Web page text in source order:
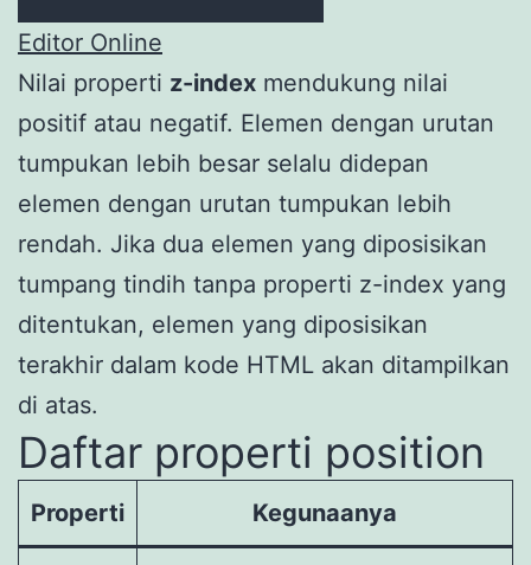
Editor Online
Nilai properti z-index mendukung nilai
positif atau negatif. Elemen dengan urutan
tumpukan lebih besar selalu didepan
elemen dengan urutan tumpukan lebih
rendah. Jika dua elemen yang diposisikan
tumpang tindih tanpa properti z-index yang
ditentukan, elemen yang diposisikan
terakhir dalam kode HTML akan ditampilkan
di atas.
Daftar properti position
Properti Kegunaanya